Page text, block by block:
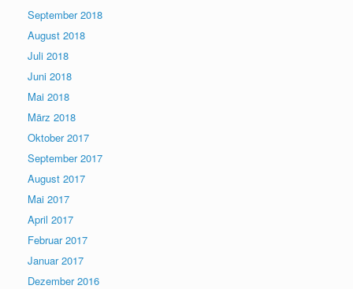
September 2018
August 2018
Juli 2018
Juni 2018
Mai 2018
März 2018
Oktober 2017
September 2017
August 2017
Mai 2017
April 2017
Februar 2017
Januar 2017
Dezember 2016